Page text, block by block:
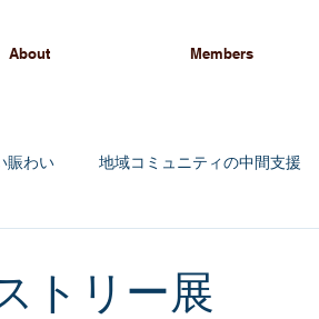
About Members
賑わい 地域コミュニティの中間支援
トリー展